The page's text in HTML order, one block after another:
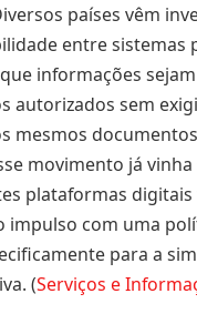
países vêm
entre sistemas
informações
autorizados sem
mesmos
movimento já
plataformas digitais
impulso com uma
para a
(Serviços e